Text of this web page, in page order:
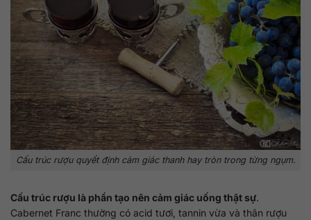
Cấu trúc rượu quyết định cảm giác thanh hay tròn trong từng ngụm.
Cấu trúc rượu là phần tạo nên cảm giác uống thật sự.
Cabernet Franc thường có acid tươi, tannin vừa và thân rượu